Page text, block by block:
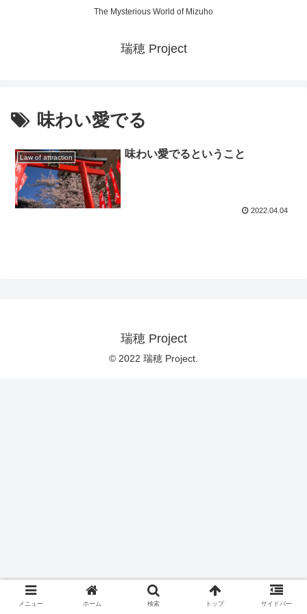
The Mysterious World of Mizuho
瑞穂 Project
味わい愛でる
Law of attraction 味わい愛でるということ
2022.04.04
瑞穂 Project
© 2022 瑞穂 Project.
メニュー ホーム 検索 トップ サイドバー